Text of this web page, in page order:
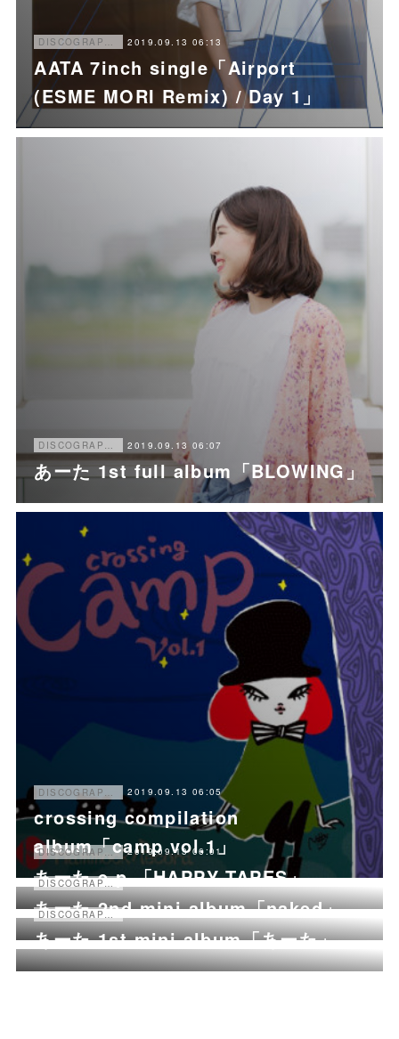
DISCOGRAPHY 2019.09.13 06:13
AATA 7inch single「Airport
(ESME MORI Remix) / Day 1」
DISCOGRAPHY 2019.09.13 06:07
あーた 1st full album「BLOWING」
2019.09.13 06:05
crossing compilation
album「camp vol.1」
DISCOGRAPHY 2019.09.13 06:01
あーた e.p.「HAPPY TAPES」
あーた 2nd mini album「naked」
あーた 1st mini album「あーた」